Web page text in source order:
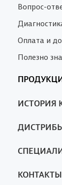
Вопрос-
Оплата и
Полезно
Ферменкол
ИСТОРИЯ
КОНТАКТЫ